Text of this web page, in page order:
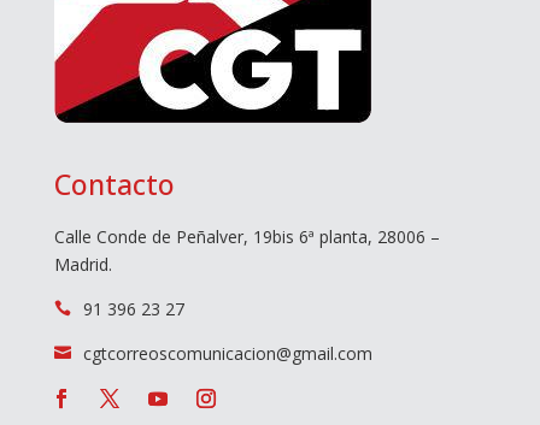
Contacto
Calle Conde de Peñalver, 19bis 6ª planta, 28006 –
Madrid.
 91 396 23 27
 cgtcorreoscomunicacion@gmail.com